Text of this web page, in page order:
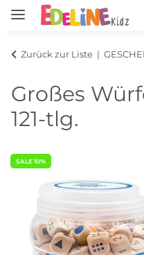
Zurück zur Liste
Großes
121-tlg.
SALE 10%